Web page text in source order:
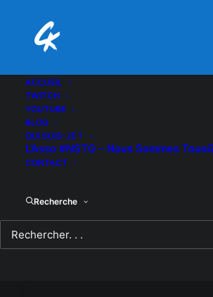
ACCUEIL
TWITCH
YOUTUBE
BLOG
QUI SUIS-JE ?
L’Asso #NSTG – Nous Sommes
CONTACT
Recherche